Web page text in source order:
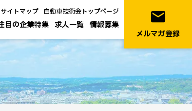
目の企業特集 求人一覧 情報募集
サイトマップ 自動車技術会トップページ email
メルマガ登録